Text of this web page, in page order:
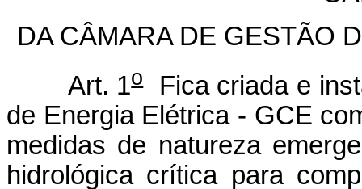
DA CÂMARA DE GESTÃO
Art. 1oFica criada e
de Energia Elétrica - GCE
medidas de natureza
hidrológica crítica para